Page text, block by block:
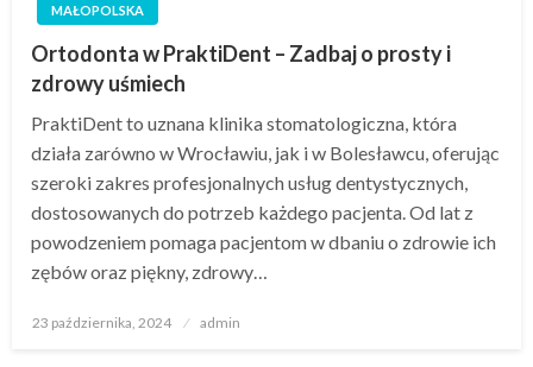
MAŁOPOLSKA
Ortodonta w PraktiDent – Zadbaj o prosty i
zdrowy uśmiech
PraktiDent to uznana klinika stomatologiczna, która
działa zarówno w Wrocławiu, jak i w Bolesławcu, oferując
szeroki zakres profesjonalnych usług dentystycznych,
dostosowanych do potrzeb każdego pacjenta. Od lat z
powodzeniem pomaga pacjentom w dbaniu o zdrowie ich
zębów oraz piękny, zdrowy…
Opublikowane
23 października, 2024 admin